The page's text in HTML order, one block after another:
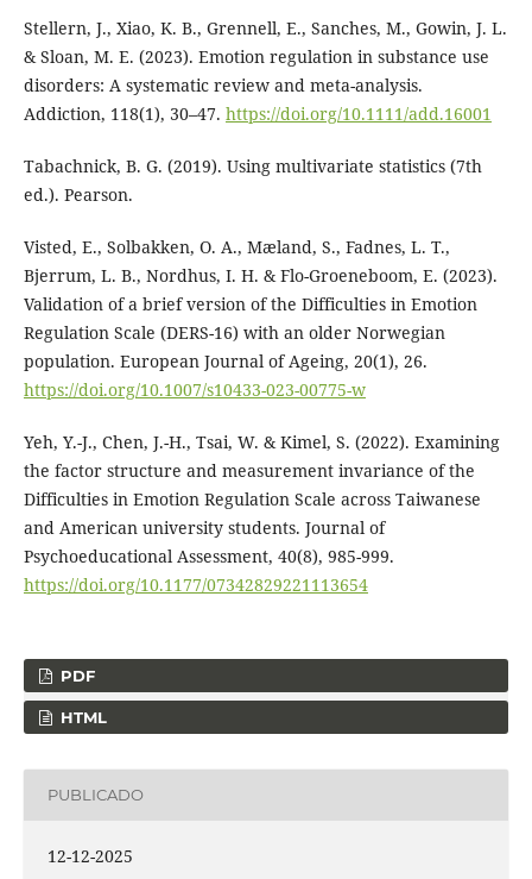
Stellern, J., Xiao, K. B., Grennell, E., Sanches, M., Gowin, J. L.
& Sloan, M. E. (2023). Emotion regulation in substance use
disorders: A systematic review and meta-analysis.
Addiction, 118(1), 30–47. https://doi.org/10.1111/add.16001
Tabachnick, B. G. (2019). Using multivariate statistics (7th
ed.). Pearson.
Visted, E., Solbakken, O. A., Mæland, S., Fadnes, L. T.,
Bjerrum, L. B., Nordhus, I. H. & Flo-Groeneboom, E. (2023).
Validation of a brief version of the Difficulties in Emotion
Regulation Scale (DERS-16) with an older Norwegian
population. European Journal of Ageing, 20(1), 26.
https://doi.org/10.1007/s10433-023-00775-w
Yeh, Y.-J., Chen, J.-H., Tsai, W. & Kimel, S. (2022). Examining
the factor structure and measurement invariance of the
Difficulties in Emotion Regulation Scale across Taiwanese
and American university students. Journal of
Psychoeducational Assessment, 40(8), 985-999.
https://doi.org/10.1177/07342829221113654
PDF
HTML
PUBLICADO
12-12-2025